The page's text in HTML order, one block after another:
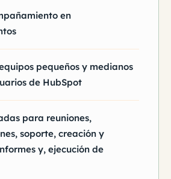
en
pequeños y medianos
de HubSpot
para reuniones,
soporte, creación y
y, ejecución de